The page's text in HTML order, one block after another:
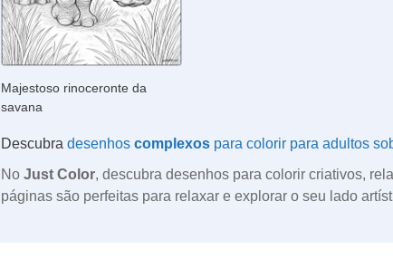
Majestoso rinoceronte da
savana
Descubra desenhos complexospara colorir para adultos
No Just Color, descubra desenhos para colorir criativos,
páginas são perfeitas para relaxar e explorar o seu lado